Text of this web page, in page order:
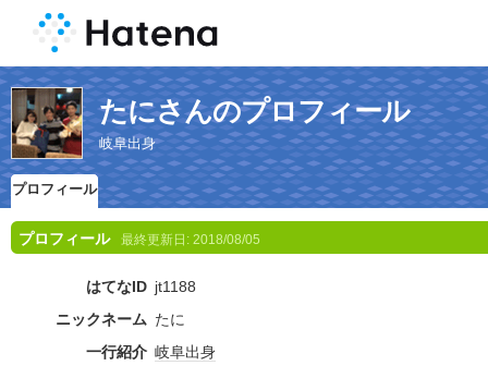
たにさんのプロフィール
岐阜出身
プロフィール
プロフィール 最終更新日: 2018/08/05
はてなID jt1188
ニックネーム たに
一行紹介 岐阜出身